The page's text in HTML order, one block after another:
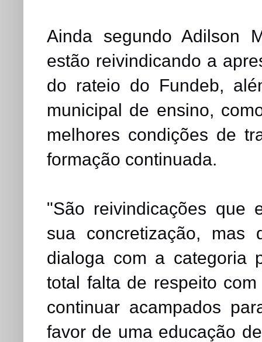
Ainda segundo Adilson
estão reivindicando a
do rateio do Fundeb,
municipal de ensino,
melhores condições de
formação continuada.
"São reivindicações que
sua concretização, mas
dialoga com a categoria
total falta de respeito
continuar acampados
favor de uma educação